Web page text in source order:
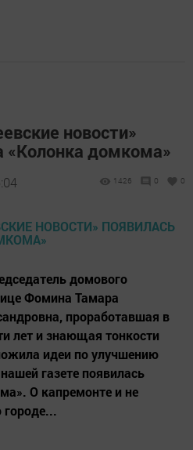
новости»
«Колонка домкома»
1426 0 0
домового
Фомина Тамара
проработавшая в
лет и знающая тонкости
идеи по улучшению
газете появилась
О капремонте и не